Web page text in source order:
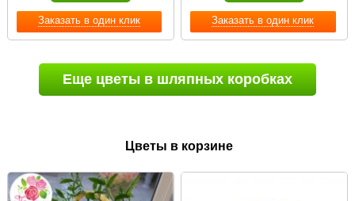
Заказать в один клик Заказать в один клик
Еще цветы в шляпных коробках
Цветы в корзине